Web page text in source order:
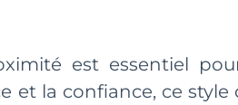
est essentiel
et la confiance, ce